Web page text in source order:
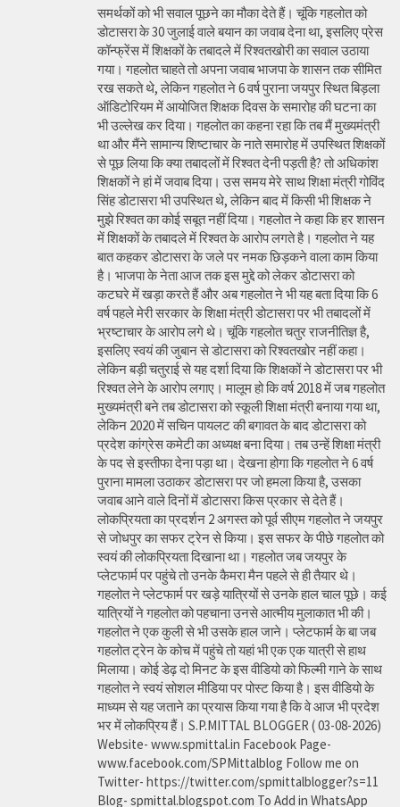
समर्थकों को भी सवाल पूछने का मौका देते हैं। चूंकि गहलोत को
डोटासरा के 30 जुलाई वाले बयान का जवाब देना था, इसलिए प्रेस
कॉन्फ्रेंस में शिक्षकों के तबादले में रिश्वतखोरी का सवाल उठाया
गया। गहलोत चाहते तो अपना जवाब भाजपा के शासन तक सीमित
रख सकते थे, लेकिन गहलोत ने 6 वर्ष पुराना जयपुर स्थित बिड़ला
ऑडिटोरियम में आयोजित शिक्षक दिवस के समारोह की घटना का
भी उल्लेख कर दिया। गहलोत का कहना रहा कि तब मैं मुख्यमंत्री
था और मैंने सामान्य शिष्टाचार के नाते समारोह में उपस्थित शिक्षकों
से पूछ लिया कि क्या तबादलों में रिश्वत देनी पड़ती है? तो अधिकांश
शिक्षकों ने हां में जवाब दिया। उस समय मेरे साथ शिक्षा मंत्री गोविंद
सिंह डोटासरा भी उपस्थित थे, लेकिन बाद में किसी भी शिक्षक ने
मुझे रिश्वत का कोई सबूत नहीं दिया। गहलोत ने कहा कि हर शासन
में शिक्षकों के तबादले में रिश्वत के आरोप लगते है। गहलोत ने यह
बात कहकर डोटासरा के जले पर नमक छिड़कने वाला काम किया
है। भाजपा के नेता आज तक इस मुद्दे को लेकर डोटासरा को
कटघरे में खड़ा करते हैं और अब गहलोत ने भी यह बता दिया कि 6
वर्ष पहले मेरी सरकार के शिक्षा मंत्री डोटासरा पर भी तबादलों में
भ्रष्टाचार के आरोप लगे थे। चूंकि गहलोत चतुर राजनीतिज्ञ है,
इसलिए स्वयं की जुबान से डोटासरा को रिश्वतखोर नहीं कहा।
लेकिन बड़ी चतुराई से यह दर्शा दिया कि शिक्षकों ने डोटासरा पर भी
रिश्वत लेने के आरोप लगाए। मालूम हो कि वर्ष 2018 में जब गहलोत
मुख्यमंत्री बने तब डोटासरा को स्कूली शिक्षा मंत्री बनाया गया था,
लेकिन 2020 में सचिन पायलट की बगावत के बाद डोटासरा को
प्रदेश कांग्रेस कमेटी का अध्यक्ष बना दिया। तब उन्हें शिक्षा मंत्री
के पद से इस्तीफा देना पड़ा था। देखना होगा कि गहलोत ने 6 वर्ष
पुराना मामला उठाकर डोटासरा पर जो हमला किया है, उसका
जवाब आने वाले दिनों में डोटासरा किस प्रकार से देते हैं।
लोकप्रियता का प्रदर्शन 2 अगस्त को पूर्व सीएम गहलोत ने जयपुर
से जोधपुर का सफर ट्रेन से किया। इस सफर के पीछे गहलोत को
स्वयं की लोकप्रियता दिखाना था। गहलोत जब जयपुर के
प्लेटफार्म पर पहुंचे तो उनके कैमरा मैन पहले से ही तैयार थे।
गहलोत ने प्लेटफार्म पर खड़े यात्रियों से उनके हाल चाल पूछे। कई
यात्रियों ने गहलोत को पहचाना उनसे आत्मीय मुलाकात भी की।
गहलोत ने एक कुली से भी उसके हाल जाने। प्लेटफार्म के बा जब
गहलोत ट्रेन के कोच में पहुंचे तो यहां भी एक एक यात्री से हाथ
मिलाया। कोई डेढ़ दो मिनट के इस वीडियो को फिल्मी गाने के साथ
गहलोत ने स्वयं सोशल मीडिया पर पोस्ट किया है। इस वीडियो के
माध्यम से यह जताने का प्रयास किया गया है कि वे आज भी प्रदेश
भर में लोकप्रिय हैं। S.P.MITTAL BLOGGER ( 03-08-2026)
Website- www.spmittal.in Facebook Page-
www.facebook.com/SPMittalblog Follow me on
Twitter- https://twitter.com/spmittalblogger?s=11
Blog- spmittal.blogspot.com To Add in WhatsApp